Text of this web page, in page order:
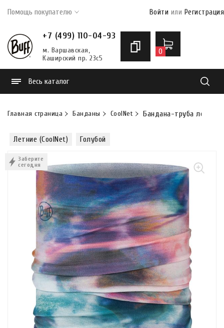
Помощь покупателю Войти или Регистрация
+7 (499) 110-04-93
м. Варшавская,
Каширский пр. 23с5
0
Весь каталог
Главная страница Банданы CoolNet Бандана-труба летняя
Летние (CoolNet) Голубой
Заберите
сегодня